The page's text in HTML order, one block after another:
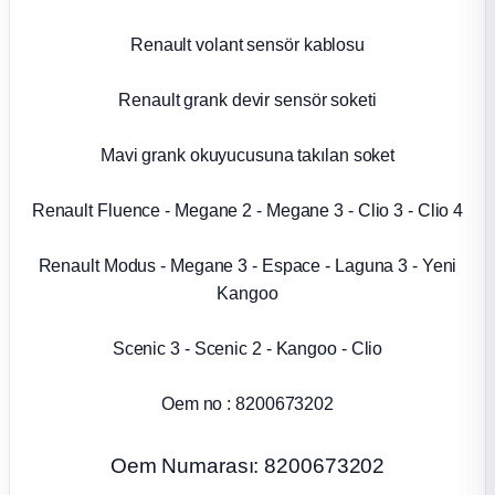
Renault volant sensör kablosu
Renault grank devir sensör soketi
Mavi grank okuyucusuna takılan soket
Renault Fluence - Megane 2 - Megane 3 - Clio 3 - Clio 4
Renault Modus - Megane 3 - Espace - Laguna 3 - Yeni
Kangoo
Scenic 3 - Scenic 2 - Kangoo - Clio
Oem no : 8200673202
Oem Numarası: 8200673202